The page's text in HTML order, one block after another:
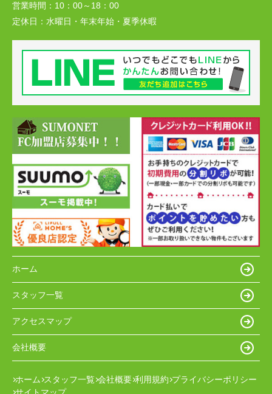
営業時間： 10：00～18：00
定休日： 水曜日・年末年始・夏季休暇
ホーム
スタッフ一覧
アクセスマップ
会社概要
ホーム スタッフ一覧 会社概要 利用規約 プライバシーポリシー